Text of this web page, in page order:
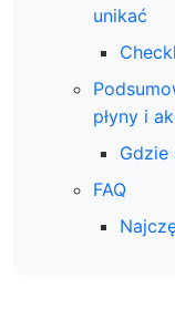
unikać
płyny i
Gdzie
FAQ